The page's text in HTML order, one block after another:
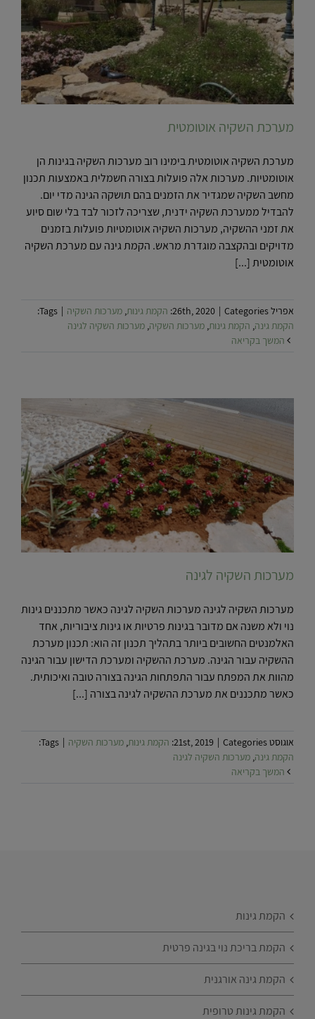
מערכת השקיה אוטומטית
מערכת השקיה אוטומטית בימינו רוב מערכות השקיה בגינות הן
אוטומטיות. מערכות אלה פועלות בצורה חשמלית באמצעות תכנון
מחשב השקיה שמגדיר את הזמנים בהם תושקה הגינה מדי יום.
להבדיל ממערכת השקיה ידנית, שצריכה לזכור לבד בלי שום סיוע
את זמני ההשקיה, מערכות השקיה אוטומטיות פועלות בזמנים
מדויקים ובהקצבה מוגדרת מראש. הקמת גינה עם מערכת השקיה
אוטומטית [...]
אפריל 26th, 2020Categories: הקמת גינות, מערכות השקיה
Tags:
הקמת גינה, הקמת גינות, מערכות השקיה, מערכות השקיה לגינה
המשך בקריאה
מערכות השקיה לגינה
מערכות השקיה לגינה מערכות השקיה לגינה כאשר מתכננים גינות
נוי ולא משנה אם מדובר בגינות פרטיות או גינות ציבוריות, אחד
האלמנטים החשובים ביותר בתהליך תכנון זה הוא: תכנון מערכת
ההשקיה עבור הגינה. מערכת ההשקיה ומערכת הדישון עבור הגינה
מהוות את המפתח עבור התפתחות הגינה בצורה טובה ואיכותית.
כאשר מתכננים את מערכת ההשקיה לגינה בצורה [...]
אוגוסט 21st, 2019 | Categories: הקמת גינות, מערכות השקיה |
Tags:
הקמת גינה, מערכות השקיה לגינה
המשך בקריאה
הקמת גינות
הקמת בריכת נוי בגינה פרטית
הקמת גינה אורגנית
הקמת גינות טרופית